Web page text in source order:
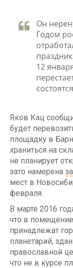
Он
Годом
12
Яков Кац
будет
площадку в
храниться на
не планирует
зато намерена
мест в
февраля.
В марте 2016
что в
принадлежат
планетарий,
православной
что не в курсе